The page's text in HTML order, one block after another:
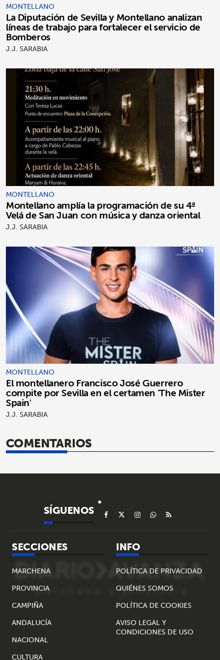
MONTELLANO
La Diputación de Sevilla y Montellano analizan
líneas de trabajo para fortalecer el servicio de
Bomberos
J.J. SARABIA
MONTELLANO
Montellano amplía la programación de su 4ª
Velá de San Juan con música y danza oriental
J.J. SARABIA
MONTELLANO
El montellanero Francisco José Guerrero
compite por Sevilla en el certamen 'The Mister
Spain'
J.J. SARABIA
COMENTARIOS
SÍGUENOS
SECCIONES
MARCHENA
PROVINCIA
CAMPIÑA
ANDALUCÍA
NACIONAL
CULTURA
INFO
POLÍTICA DE PRIVACIDAD
QUIÉNES SOMOS
POLÍTICA DE COOKIES
AVISO LEGAL Y
CONDICIONES DE USO